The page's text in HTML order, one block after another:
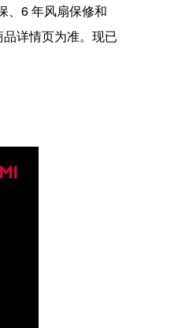
、6 年风扇保修和
详情页为准。现已